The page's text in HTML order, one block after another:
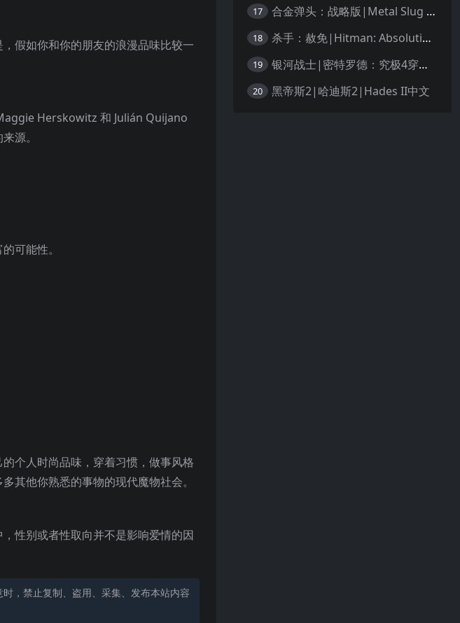
假如你和你的朋友的浪漫品味比较一
Herskowitz 和 Julián Quijano
源。
可能性。
个人时尚品味，穿着习惯，做事风格
其他你熟悉的事物的现代魔物社会。
性别或者性取向并不是影响爱情的因
，禁止复制、盗用、采集、发布本站内容
17 合金弹头：战略版|Metal Slug Tactics中文
18 杀手：赦免|Hitman: Absolution汉化
19 银河战士|密特罗德：究极4穿越未知|Metroid Prime 4: Beyond中文
20 黑帝斯2|哈迪斯2|Hades II中文